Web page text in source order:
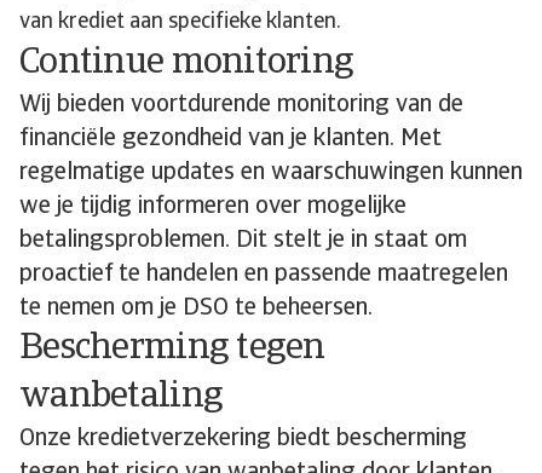
van krediet aan specifieke klanten.
Continue monitoring
Wij bieden voortdurende monitoring van de
financiële gezondheid van je klanten. Met
regelmatige updates en waarschuwingen kunnen
we je tijdig informeren over mogelijke
betalingsproblemen. Dit stelt je in staat om
proactief te handelen en passende maatregelen
te nemen om je DSO te beheersen.
Bescherming tegen
wanbetaling
Onze kredietverzekering biedt bescherming